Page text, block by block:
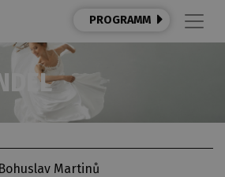
PROGRAMM
Bohuslav Martinů